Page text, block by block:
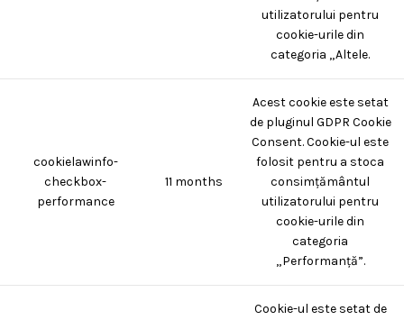
utilizatorului pentru
cookie-urile din
categoria „Altele.
cookielawinfo-
checkbox-
performance
11 months
Acest cookie este setat
de pluginul GDPR Cookie
Consent. Cookie-ul este
folosit pentru a stoca
consimțământul
utilizatorului pentru
cookie-urile din
categoria
„Performanță”.
Cookie-ul este setat de